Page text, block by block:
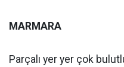
MARMARA
Parçalı yer yer çok